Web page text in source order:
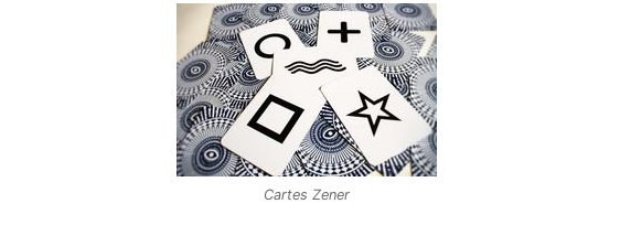
Cartes Zener